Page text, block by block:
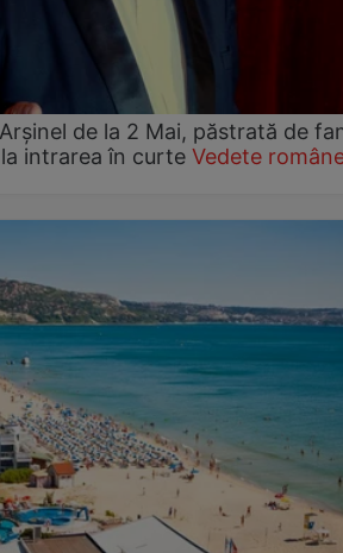
de la 2 Mai, păstrată de
intrarea în curte Vedete